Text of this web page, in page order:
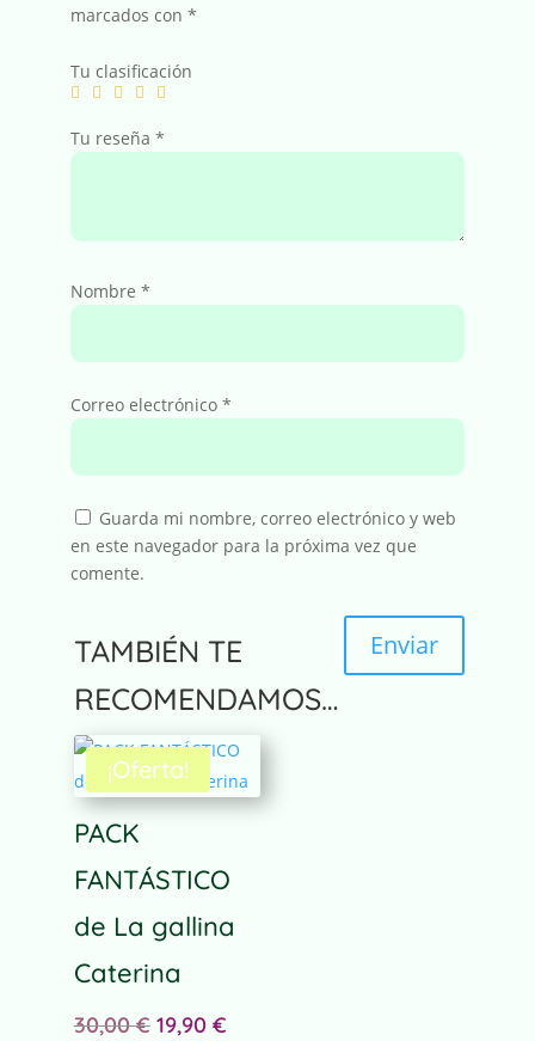
marcados con *
Tu clasificación
Tu reseña *
Nombre *
Correo electrónico *
Guarda mi nombre, correo electrónico y web
en este navegador para la próxima vez que
comente.
Enviar
A
t
n
v
e
TAMBIÉN TE
RECOMENDAMOS…
¡Oferta!
PACK
FANTÁSTICO
de La gallina
Caterina
30,00€ El
19,90 €El